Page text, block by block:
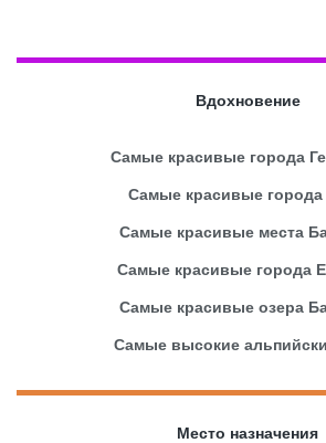
Вдохновение
Самые красивые города
Самые красивые
Самые красивые места
Самые красивые города
Самые красивые озера
Самые высокие
Место назначения